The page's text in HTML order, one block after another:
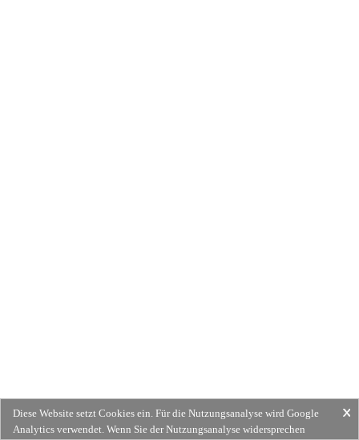
Diese Website setzt Cookies ein. Für die Nutzungsanalyse wird Google
Analytics verwendet. Wenn Sie der Nutzungsanalyse widersprechen